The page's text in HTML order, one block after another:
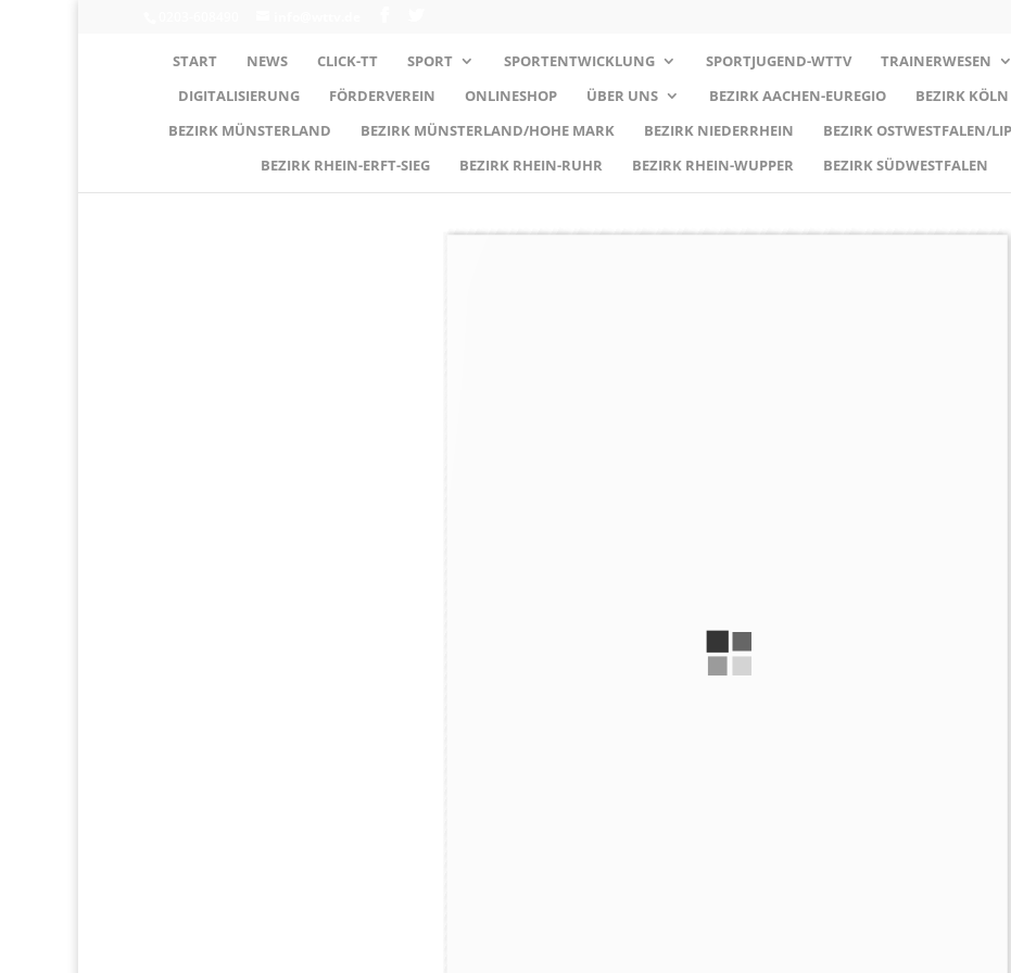
START NEWS CLICK-TT SPORT SPORTENTWICKLUNG SPORTJUGEND-WTTV TRAINERWESEN
DIGITALISIERUNG
FÖRDERVEREIN ONLINESHOP ÜBER UNS BEZIRK AACHEN-EUREGIO BEZIRK KÖLN
BEZIRK MÜNSTERLAND
BEZIRK MÜNSTERLAND/HOHE MARK BEZIRK NIEDERRHEIN BEZIRK OSTWESTFALEN/
BEZIRK RHEIN-ERFT-SIEG
BEZIRK RHEIN-RUHR BEZIRK RHEIN-WUPPER BEZIRK SÜDWESTFALEN